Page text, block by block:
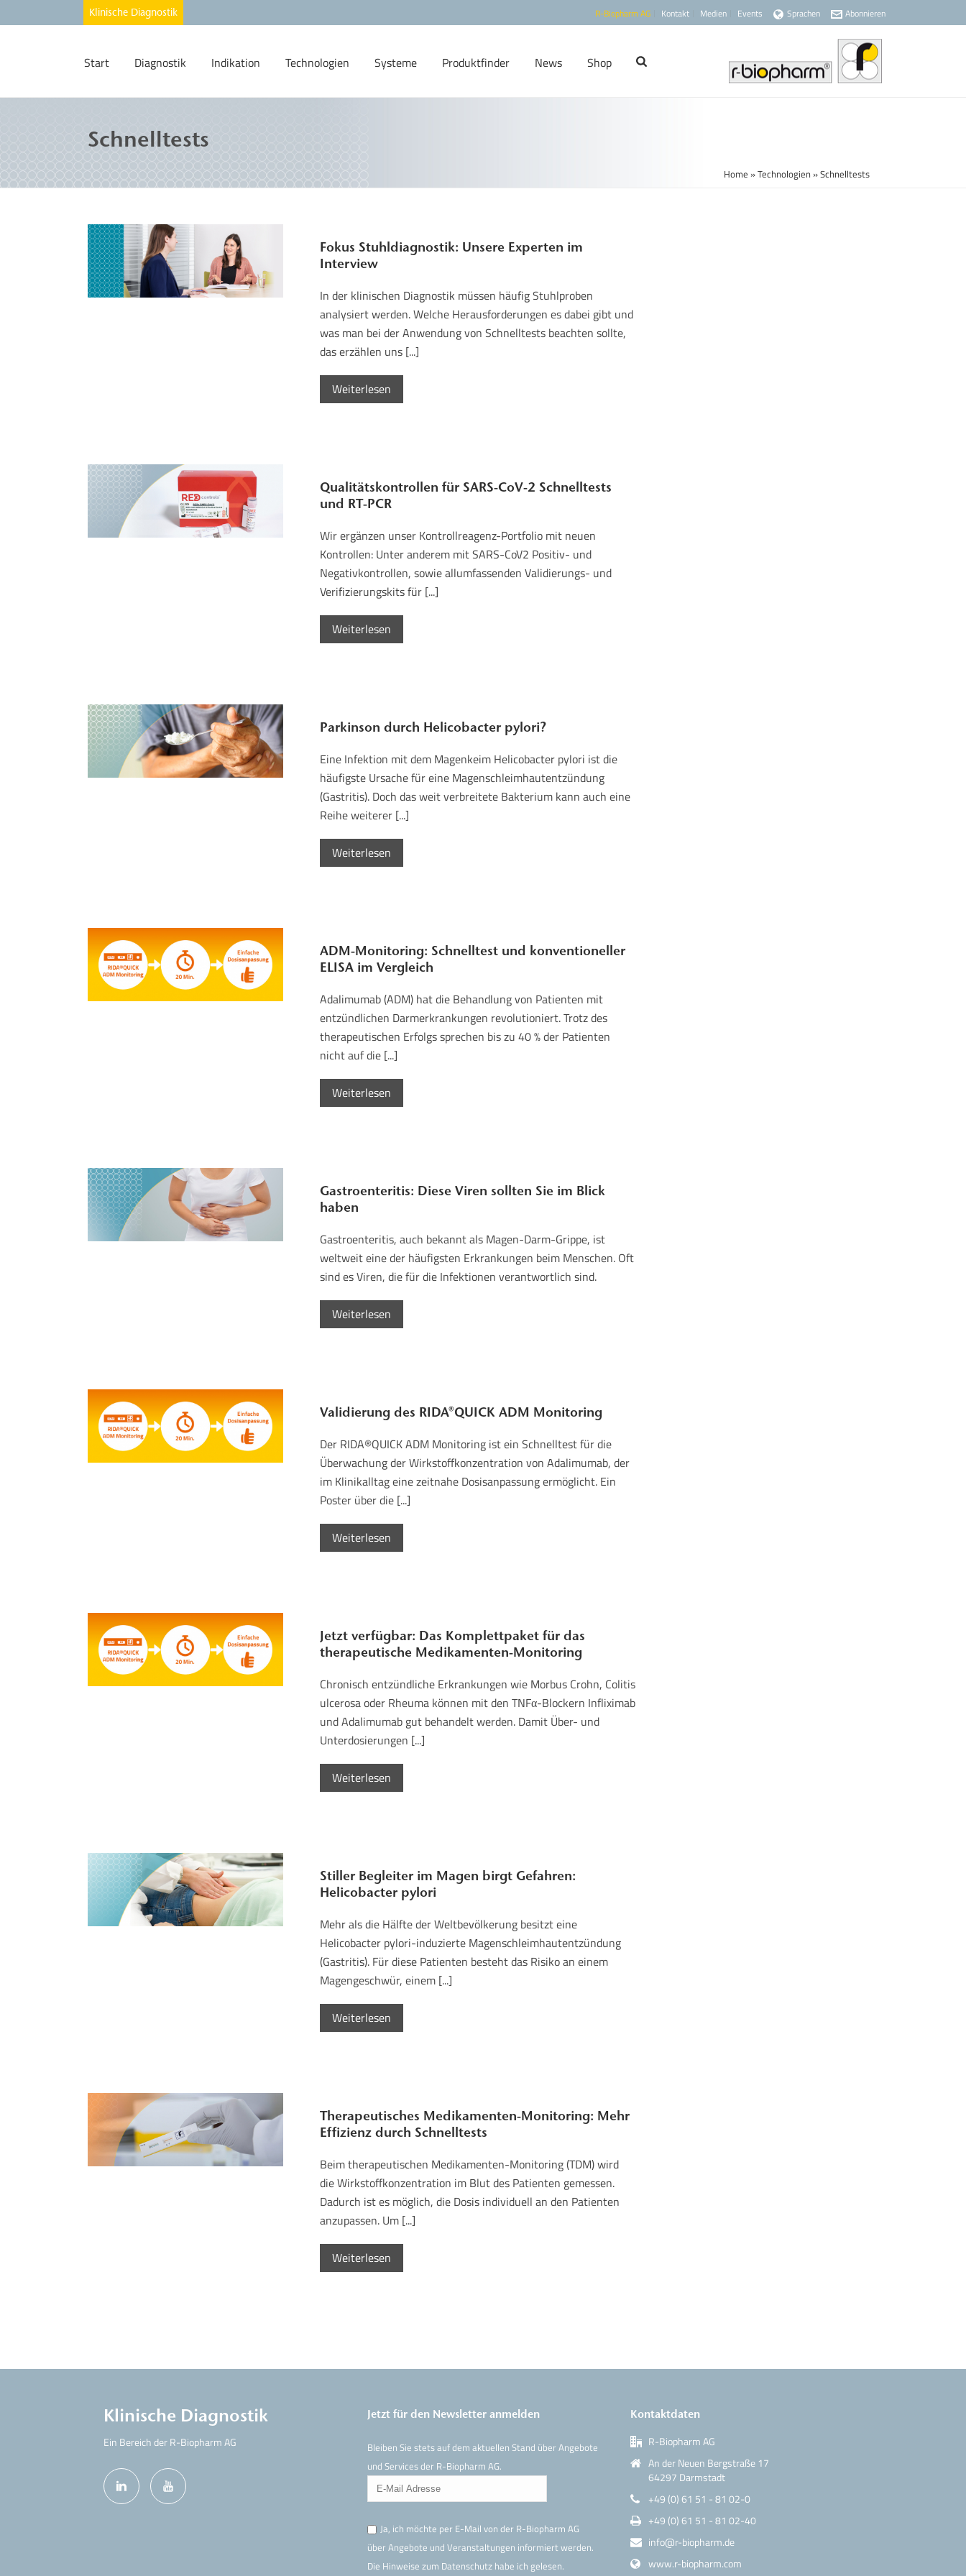
R-Biopharm AG Kontakt Medien Events Sprachen Abonnieren
Start Diagnostik Indikation Technologien Systeme Produktfinder News Shop
Schnelltests
Home »Technologien »Schnelltests
Fokus Stuhldiagnostik: Unsere Experten im
Interview
In der klinischen Diagnostik müssen häufig Stuhlproben
analysiert werden. Welche Herausforderungen es dabei gibt und
was man bei der Anwendung von Schnelltests beachten sollte,
das erzählen uns [...]
Weiterlesen
Qualitätskontrollen für SARS-CoV-2 Schnelltests
und RT-PCR
Wir ergänzen unser Kontrollreagenz-Portfolio mit neuen
Kontrollen: Unter anderem mit SARS-CoV2 Positiv- und
Negativkontrollen, sowie allumfassenden Validierungs- und
Verifizierungskits für [...]
Weiterlesen
Parkinson durch Helicobacter pylori?
Eine Infektion mit dem Magenkeim Helicobacter pylori ist die
häufigste Ursache für eine Magenschleimhautentzündung
(Gastritis). Doch das weit verbreitete Bakterium kann auch eine
Reihe weiterer [...]
Weiterlesen
ADM-Monitoring: Schnelltest und konventioneller
ELISA im Vergleich
Adalimumab (ADM) hat die Behandlung von Patienten mit
entzündlichen Darmerkrankungen revolutioniert. Trotz des
therapeutischen Erfolgs sprechen bis zu 40 % der Patienten
nicht auf die [...]
Weiterlesen
Gastroenteritis: Diese Viren sollten Sie im Blick
haben
Gastroenteritis, auch bekannt als Magen-Darm-Grippe, ist
weltweit eine der häufigsten Erkrankungen beim Menschen. Oft
sind es Viren, die für die Infektionen verantwortlich sind.
Weiterlesen
Validierung des RIDA®QUICK ADM Monitoring
Der RIDA®QUICK ADM Monitoring ist ein Schnelltest für die
Überwachung der Wirkstoffkonzentration von Adalimumab, der
im Klinikalltag eine zeitnahe Dosisanpassung ermöglicht. Ein
Poster über die [...]
Weiterlesen
Jetzt verfügbar: Das Komplettpaket für das
therapeutische Medikamenten-Monitoring
Chronisch entzündliche Erkrankungen wie Morbus Crohn, Colitis
ulcerosa oder Rheuma können mit den TNFα-Blockern Infliximab
und Adalimumab gut behandelt werden. Damit Über- und
Unterdosierungen [...]
Weiterlesen
Stiller Begleiter im Magen birgt Gefahren:
Helicobacter pylori
Mehr als die Hälfte der Weltbevölkerung besitzt eine
Helicobacter pylori-induzierte Magenschleimhautentzündung
(Gastritis). Für diese Patienten besteht das Risiko an einem
Magengeschwür, einem [...]
Weiterlesen
Therapeutisches Medikamenten-Monitoring: Mehr
Effizienz durch Schnelltests
Beim therapeutischen Medikamenten-Monitoring (TDM) wird
die Wirkstoffkonzentration im Blut des Patienten gemessen.
Dadurch ist es möglich, die Dosis individuell an den Patienten
anzupassen. Um [...]
Weiterlesen
Klinische Diagnostik
Ein Bereich der R-Biopharm AG
Jetzt für den Newsletter anmelden
Bleiben Sie stets auf dem aktuellen Stand über Angebote
und Services der R-Biopharm AG.
Ja, ich möchte per E-Mail von der R-Biopharm AG
über Angebote und Veranstaltungen informiert werden.
Die Hinweise zum Datenschutzhabe ich gelesen.
Kontaktdaten
R-Biopharm AG
An der Neuen Bergstraße 17
64297 Darmstadt
+49 (0) 61 51 - 81 02-0
+49 (0) 61 51 - 81 02-40
info@r-biopharm.de
www.r-biopharm.com